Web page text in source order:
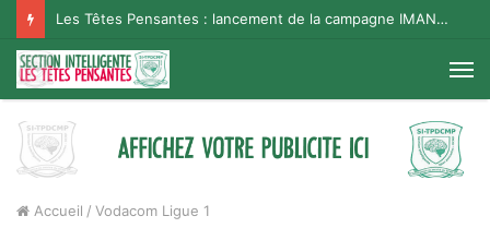
Les Têtes Pensantes : lancement de la campagne IMANA na BISO, Supporter Telema
Accueil / Vodacom Ligue 1